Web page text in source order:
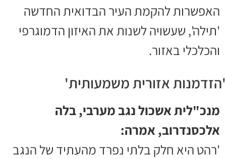
האפשרות להקמת העיר הבדואית החדשה
'תילה', שעשויה לשנות את האיזון הדמוגרפי
והכלכלי באזור.
'הזדמנות אזורית משמעותית'
מנכ"לית אשכול נגב מערבי, בלה
אלכסנדרוב, אמרה:
'רהט היא חלק בלתי נפרד מהעתיד של הנגב